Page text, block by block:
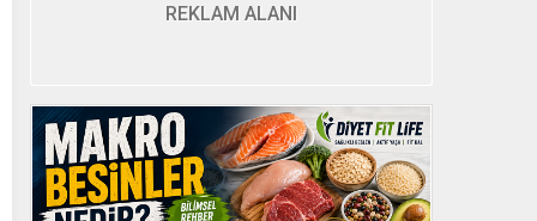
REKLAM ALANI